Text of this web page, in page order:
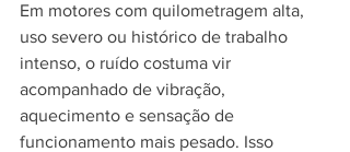
Em motores com quilometragem alta,
uso severo ou histórico de trabalho
intenso, o ruído costuma vir
acompanhado de vibração,
aquecimento e sensação de
funcionamento mais pesado. Isso